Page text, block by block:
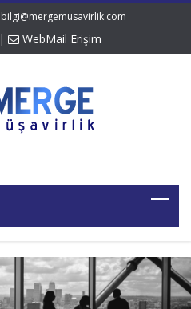
bilgi@mergemusavirlik.com
| WebMail Erişim